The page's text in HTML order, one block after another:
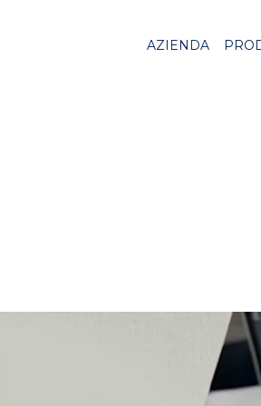
AZIENDA